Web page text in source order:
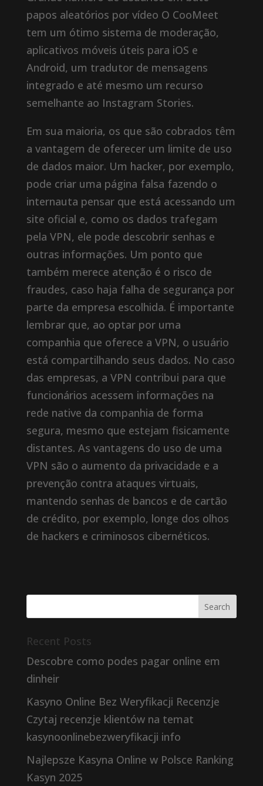
papos aleatórios por vídeo O CooMeet
tem um ótimo sistema de moderação,
aplicativos móveis úteis para iOS e
Android, um tradutor de mensagens
integrado e até mesmo um recurso
semelhante ao Instagram Stories.
Em sua maioria, os que são cobrados têm
a vantagem de oferecer um limite de uso
de dados maior. Um hacker, por exemplo,
pode criar uma página falsa fazendo o
internauta pensar que está acessando um
site oficial e, como os dados trafegam
pela VPN, ele pode descobrir senhas e
outras informações. Um ponto que
também merece atenção é o risco de
fraudes, caso haja falha de segurança por
parte da empresa escolhida. É importante
lembrar que, ao optar por uma
companhia que oferece a VPN, o usuário
está compartilhando seus dados. No caso
das empresas, a VPN contribui para que
funcionários acessem informações na
rede native da companhia de forma
segura, mesmo que estejam fisicamente
distantes. As vantagens do uso de uma
VPN são o aumento da privacidade e a
prevenção contra ataques virtuais,
mantendo senhas de bancos e de cartão
de crédito, por exemplo, longe dos olhos
de hackers e criminosos cibernéticos.
Recent Posts
Descobre como podes pagar online em
dinheir
Kasyno Online Bez Weryfikacji Recenzje
Czytaj recenzje klientów na temat
kasynoonlinebezweryfikacji info
Najlepsze Kasyna Online w Polsce Ranking
Kasyn 2025